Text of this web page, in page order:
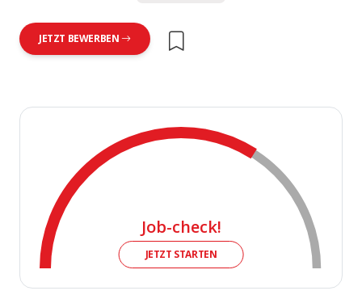
JETZT BEWERBEN
Job-check!
JETZT STARTEN